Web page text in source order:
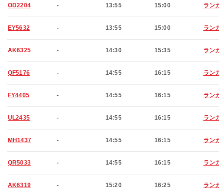
OD2204 - 13:55 15:00 ラン
EY5632 - 13:55 15:00 ラン
AK6325 - 14:30 15:35 ラン
QF5176 - 14:55 16:15 ラン
FY4405 - 14:55 16:15 ラン
UL2435 - 14:55 16:15 ラン
MH1437 - 14:55 16:15 ラン
QR5033 - 14:55 16:15 ラン
AK6319 - 15:20 16:25 ラン